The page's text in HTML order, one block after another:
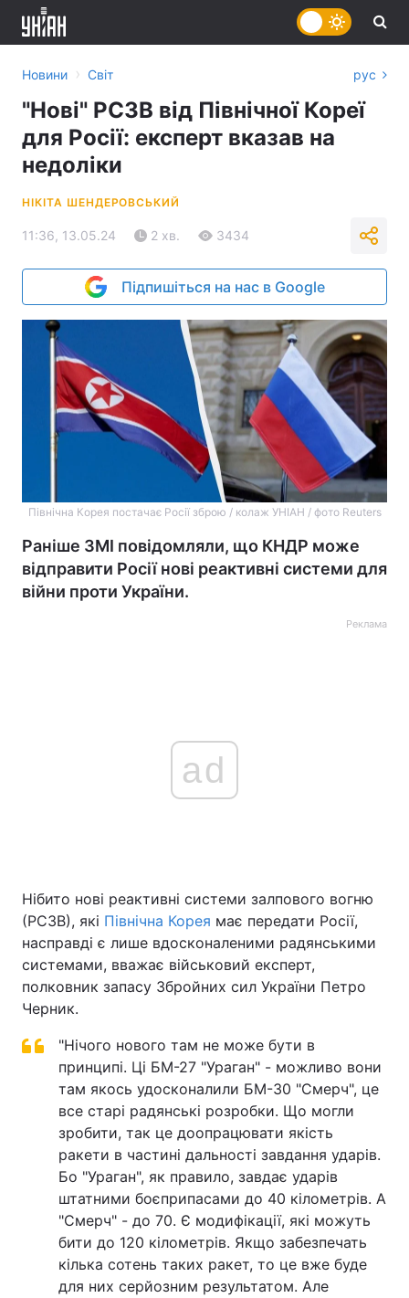
Головна Війна
Україна Політика
Спорт
Техно і зв'язок
Зброя Інциденти
Здоров'я Туризм
Цікавинки Погода
Екологія Регіони
Лонгріди
Новини › Світ рус
"Нові" РСЗВ від Північної Кореї
для Росії: експерт вказав на
недоліки
НІКІТА ШЕНДЕРОВСЬКИЙ
11:36, 13.05.24 2 хв. 3434
Підпишіться на нас в Google
Північна Корея постачає Росії зброю / колаж УНІАН / фото Reuters
Раніше ЗМІ повідомляли, що КНДР може
відправити Росії нові реактивні системи для
війни проти України.
Реклама
ad
Нібито нові реактивні системи залпового вогню
(РСЗВ), які Північна Корея має передати Росії,
насправді є лише вдосконаленими радянськими
системами, вважає військовий експерт,
полковник запасу Збройних сил України Петро
Черник.
"Нічого нового там не може бути в
принципі. Ці БМ-27 "Ураган" - можливо вони
там якось удосконалили БМ-30 "Смерч", це
все старі радянські розробки. Що могли
зробити, так це доопрацювати якість
ракети в частині дальності завдання ударів.
Бо "Ураган", як правило, завдає ударів
штатними боєприпасами до 40 кілометрів. А
"Смерч" - до 70. Є модифікації, які можуть
бити до 120 кілометрів. Якщо забезпечать
кілька сотень таких ракет, то це вже буде
для них серйозним результатом. Але